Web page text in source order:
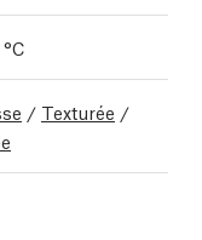
/ Texturée /